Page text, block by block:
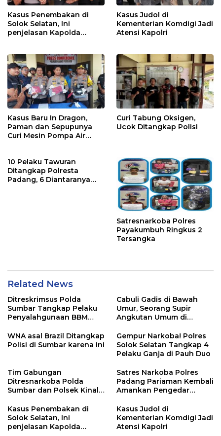
Kasus Penembakan di
Solok Selatan, Ini
penjelasan Kapolda
Kasus Judol di
Kementerian Komdigi Jadi
Atensi Kapolri
Kasus Baru In Dragon,
Paman dan Sepupunya
Curi Mesin Pompa Air
Curi Tabung Oksigen,
Ucok Ditangkap Polisi
10 Pelaku Tawuran
Ditangkap Polresta
Padang, 6 Diantaranya
Satresnarkoba Polres
Payakumbuh Ringkus 2
Tersangka
Related News
Ditreskrimsus Polda
Sumbar Tangkap Pelaku
Penyalahgunaan BBM
Cabuli Gadis di Bawah
Umur, Seorang Supir
Angkutan Umum di
Padang Panjang
WNA asal Brazil Ditangkap
Polisi di Sumbar karena ini
Gempur Narkoba! Polres
Solok Selatan Tangkap 4
Pelaku Ganja di Pauh Duo
Tim Gabungan
Ditresnarkoba Polda
Sumbar dan Polsek Kinali
Pengedar Ganja Kering
Satres Narkoba Polres
Padang Pariaman Kembali
Amankan Pengedar
Kasus Penembakan di
Solok Selatan, Ini
penjelasan Kapolda
Kasus Judol di
Kementerian Komdigi Jadi
Atensi Kapolri